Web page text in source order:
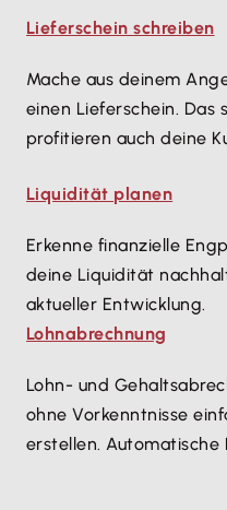
Lieferschein schreiben
Mache aus deinem
einen Lieferschein.
profitieren auch deine
Liquidität planen
Erkenne finanzielle
deine Liquidität
aktueller Entwicklung.
Lohnabrechnung
Lohn- und
ohne Vorkenntnisse
erstellen. Automatische